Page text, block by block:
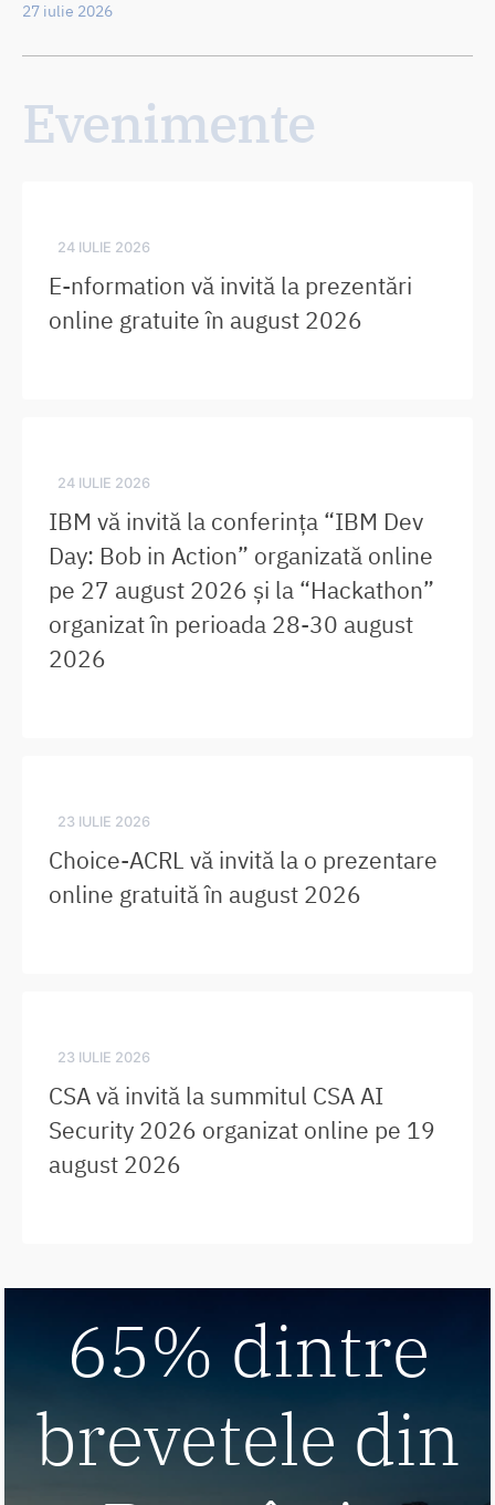
27 iulie 2026
Evenimente
E-nformation vă invită la prezentări
online gratuite în august 2026
24 IULIE 2026
IBM vă invită la conferința “IBM Dev
Day: Bob in Action” organizată online
pe 27 august 2026 și la “Hackathon”
organizat în perioada 28-30 august
2026
24 IULIE 2026
Choice-ACRL vă invită la o prezentare
online gratuită în august 2026
23 IULIE 2026
CSA vă invită la summitul CSA AI
Security 2026 organizat online pe 19
august 2026
23 IULIE 2026
65% dintre
brevetele din